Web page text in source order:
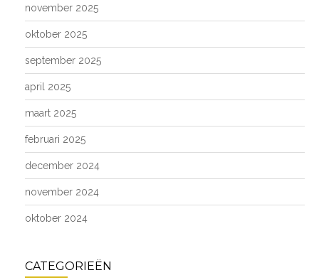
november 2025
oktober 2025
september 2025
april 2025
maart 2025
februari 2025
december 2024
november 2024
oktober 2024
CATEGORIEËN